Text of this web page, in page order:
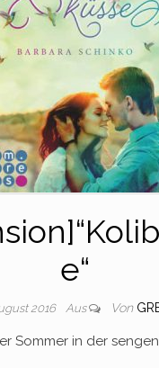
e“
2016 Aus Von
Sommer in der